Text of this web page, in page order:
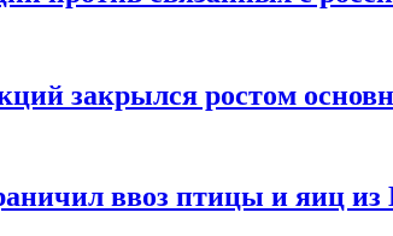
закрылся ростом
ввоз птицы и яиц